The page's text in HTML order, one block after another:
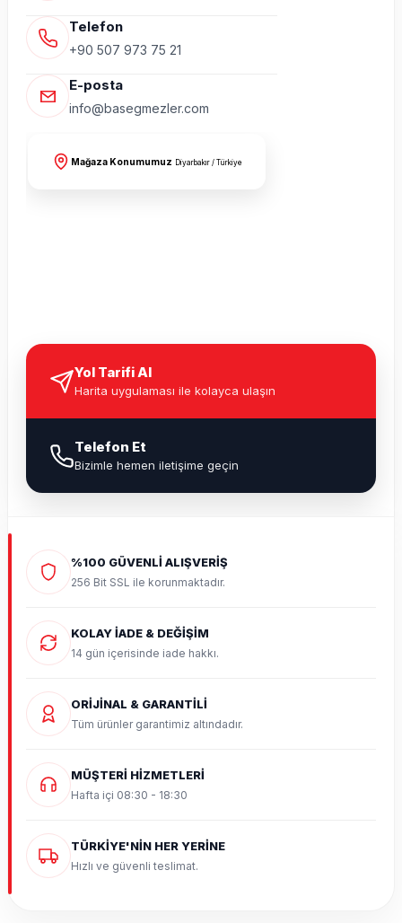
Telefon
+90 507 973 75 21
E-posta
info@basegmezler.com
Mağaza Konumumuz Diyarbakır / Türkiye
Yol Tarifi Al
Harita uygulaması ile kolayca ulaşın
Telefon Et
Bizimle hemen iletişime geçin
%100 GÜVENLİ ALIŞVERİŞ
256 Bit SSL ile korunmaktadır.
KOLAY İADE & DEĞİŞİM
14 gün içerisinde iade hakkı.
ORİJİNAL & GARANTİLİ
Tüm ürünler garantimiz altındadır.
MÜŞTERİ HİZMETLERİ
Hafta içi 08:30 - 18:30
TÜRKİYE'NİN HER YERİNE
Hızlı ve güvenli teslimat.